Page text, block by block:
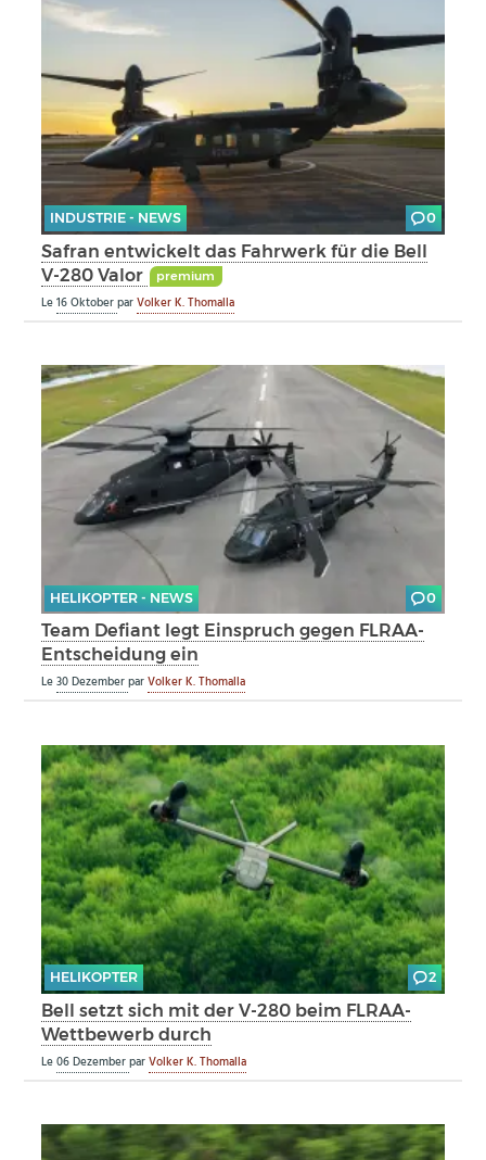
INDUSTRIE - NEWS 0
Safran entwickelt das Fahrwerk für die Bell
V-280 Valor
premium
Le16 OktoberparVolker K. Thomalla
HELIKOPTER - NEWS 0
Team Defiant legt Einspruch gegen FLRAA-
Entscheidung ein
Le30 DezemberparVolker K. Thomalla
HELIKOPTER 2
Bell setzt sich mit der V-280 beim FLRAA-
Wettbewerb durch
Le06 DezemberparVolker K. Thomalla